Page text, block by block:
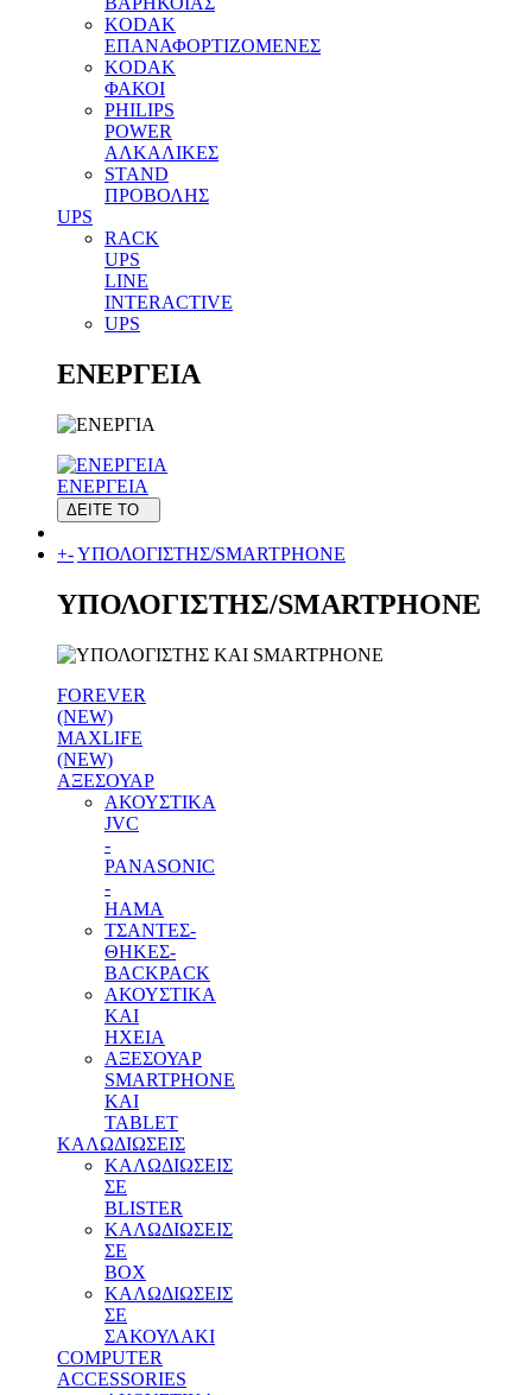
KODAK
ΕΠΑΝΑΦΟΡΤΙΖΟΜΕΝΕΣ
KODAK
ΦΑΚΟΙ
PHILIPS
POWER
ΑΛΚΑΛΙΚΕΣ
STAND
ΠΡΟΒΟΛΗΣ
UPS
RACK
UPS
LINE
INTERACTIVE
UPS
ΕΝΕΡΓΕΙΑ
ΕΝΕΡΓΕΙΑ
ΔΕΙΤΕ ΤΟ
+-ΥΠΟΛΟΓΙΣΤΗΣ/SMARTPHONE
ΥΠΟΛΟΓΙΣΤΗΣ/SMARTPHONE
FOREVER
(NEW)
MAXLIFE
(NEW)
ΑΞΕΣΟΥΑΡ
ΑΚΟΥΣΤΙΚΑ
JVC
-
PANASONIC
-
HAMA
ΤΣΑΝΤΕΣ-
ΘΗΚΕΣ-
BACKPACK
ΑΚΟΥΣΤΙΚΑ
ΚΑΙ
ΗΧΕΙΑ
ΑΞΕΣΟΥΑΡ
SMARTPHONE
ΚΑΙ
TABLET
ΚΑΛΩΔΙΩΣΕΙΣ
ΚΑΛΩΔΙΩΣΕΙΣ
ΣΕ
BLISTER
ΚΑΛΩΔΙΩΣΕΙΣ
ΣΕ
BOX
ΚΑΛΩΔΙΩΣΕΙΣ
ΣΕ
ΣΑΚΟΥΛΑΚΙ
COMPUTER
ACCESSORIES